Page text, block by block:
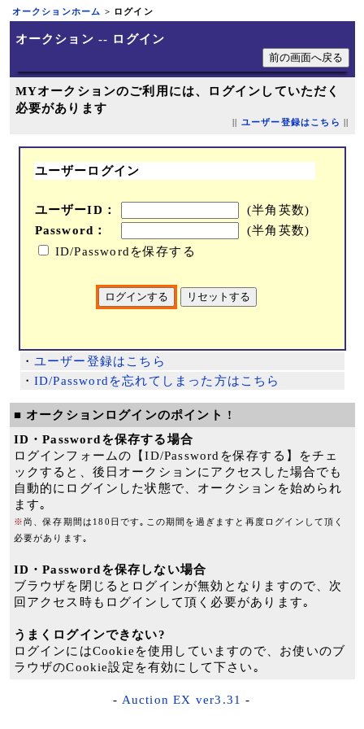
オークションホーム > ログイン
オークション -- ログイン
MYオークションのご利用には、ログインしていただく
必要があります
ユーザー登録はこちら
ユーザーログイン
ユーザーID：
(半角英数)
Password：
(半角英数)
ID/Passwordを保存する
・ ユーザー登録はこちら
・ ID/Passwordを忘れてしまった方はこちら
■ オークションログインのポイント !
ID・Passwordを保存する場合
ログインフォームの【ID/Passwordを保存する】をチェ
ックすると、後日オークションにアクセスした場合でも
自動的にログインした状態で、オークションを始められ
ます｡
※尚、保存期間は180日です｡この期間を過ぎますと再度ログインして頂く
必要があります｡
ID・Passwordを保存しない場合
ブラウザを閉じるとログインが無効となりますので、次
回アクセス時もログインして頂く必要があります｡
うまくログインできない?
ログインにはCookieを使用していますので、お使いのブ
ラウザのCookie設定を有効にして下さい｡
- Auction EX ver3.31 -